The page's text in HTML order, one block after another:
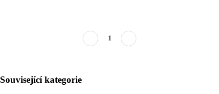
1
Související kategorie